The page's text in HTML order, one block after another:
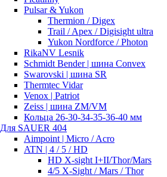
Pulsar & Yukon
Thermion / Digex
Trail / Apex / Digisight ultra
Yukon Nordforce / Photon
RikaNV Lesnik
Schmidt Bender | шина Convex
Swarovski | шина SR
Thermtec Vidar
Venox | Patriot
Zeiss | шина ZM/VM
Кольца 26-30-34-35-36-40 мм
Для SAUER 404
Aimpoint | Micro / Acro
ATN | 4 / 5 / HD
HD X-sight I+II/Thor/Mars
4/5 X-Sight / Mars / Thor